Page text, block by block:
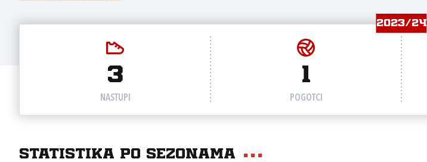
2023/24
3
NASTUPI
1
POGOTCI
Statistika po sezonama